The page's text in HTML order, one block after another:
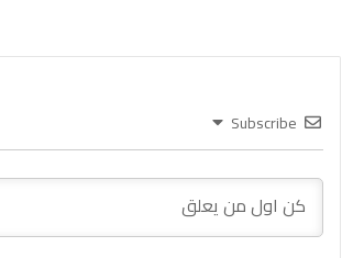
Subscribe